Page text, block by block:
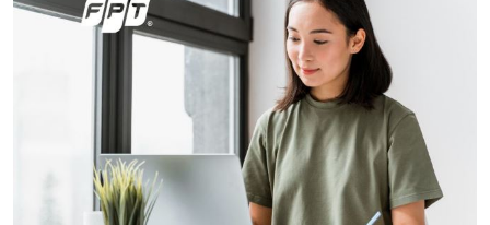
mãi lắp WiFi FPT tại phường...